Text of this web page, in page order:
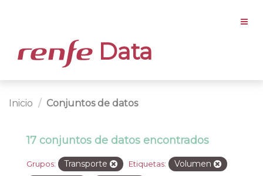
Data
Inicio Conjuntos de datos
17 conjuntos de datos encontrados
Grupos: Transporte Etiquetas:
Volumen